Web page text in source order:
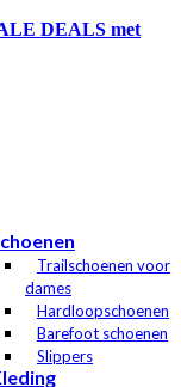
DEALS met
Trailschoenen voor
dames
Hardloopschoenen
Barefoot schoenen
Slippers